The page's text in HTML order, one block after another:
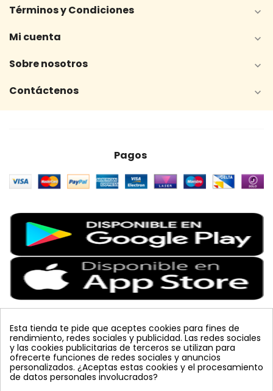
Términos y Condiciones 
Mi cuenta 
Sobre nosotros 
Contáctenos 
Pagos
Etiquetas Populares
colmena vacuna arbol planta
placa
bombus terrestris
mosquero feromona
Esta tienda te pide que aceptes cookies para fines de
rendimiento, redes sociales y publicidad. Las redes sociales
y las cookies publicitarias de terceros se utilizan para
ofrecerte funciones de redes sociales y anuncios
personalizados. ¿Aceptas estas cookies y el procesamiento
de datos personales involucrados?